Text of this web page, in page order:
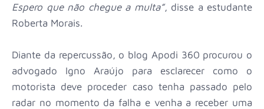
Espero que não chegue a multa”, disse a estudante
Roberta Morais.
Diante da repercussão, o blog Apodi 360 procurou o
advogado Igno Araújo para esclarecer como o
motorista deve proceder caso tenha passado pelo
radar no momento da falha e venha a receber uma